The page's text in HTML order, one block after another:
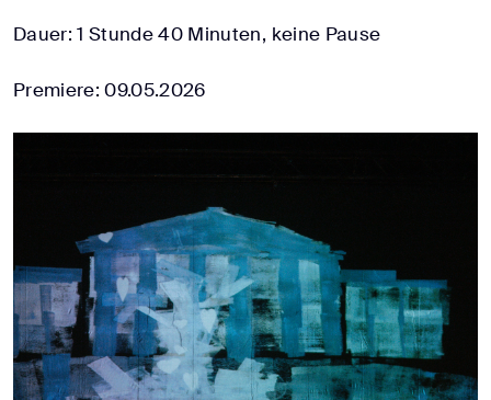
Dauer: 1 Stunde 40 Minuten, keine Pause
Premiere: 09.05.2026